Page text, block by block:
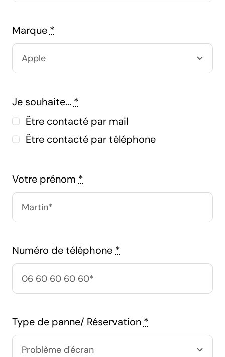
Marque *
Je souhaite... *
Être contacté par mail
Être contacté par téléphone
Votre prénom *
Numéro de téléphone *
Type de panne/ Réservation *